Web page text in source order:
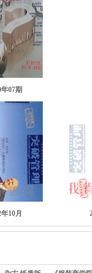
年07期
10月